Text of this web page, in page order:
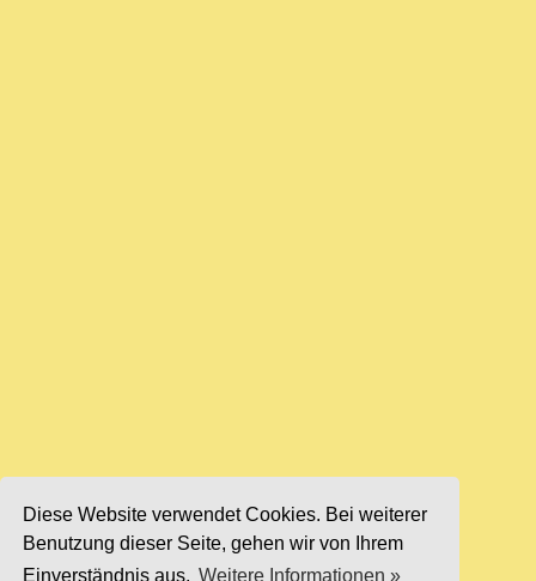
Diese Website verwendet Cookies. Bei weiterer
Benutzung dieser Seite, gehen wir von Ihrem
Einverständnis aus. Weitere Informationen »